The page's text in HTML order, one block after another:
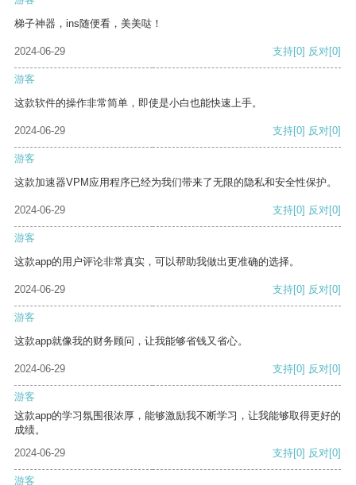
梯子神器，ins随便看，美美哒！
2024-06-29 支持[0] 反对[0]
游客
这款软件的操作非常简单，即使是小白也能快速上手。
2024-06-29 支持[0] 反对[0]
游客
这款加速器VPM应用程序已经为我们带来了无限的隐私和安全性保护。
2024-06-29 支持[0] 反对[0]
游客
这款app的用户评论非常真实，可以帮助我做出更准确的选择。
2024-06-29 支持[0] 反对[0]
游客
这款app就像我的财务顾问，让我能够省钱又省心。
2024-06-29 支持[0] 反对[0]
游客
这款app的学习氛围很浓厚，能够激励我不断学习，让我能够取得更好的
成绩。
2024-06-29
支持[0] 反对[0]
游客